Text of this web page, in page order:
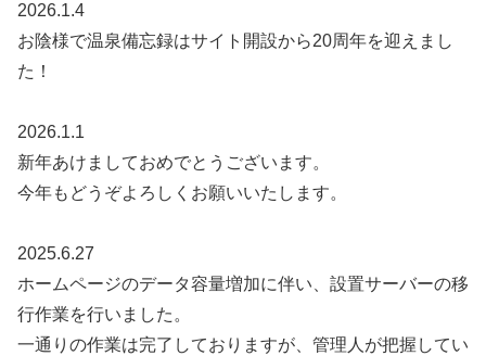
2026.1.4
お陰様で温泉備忘録はサイト開設から20周年を迎えまし
た！
2026.1.1
新年あけましておめでとうございます。
今年もどうぞよろしくお願いいたします。
2025.6.27
ホームページのデータ容量増加に伴い、設置サーバーの移
行作業を行いました。
一通りの作業は完了しておりますが、管理人が把握してい